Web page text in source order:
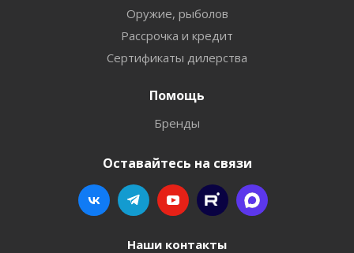
Оружие, рыболов
Рассрочка и кредит
Сертификаты дилерства
Помощь
Бренды
Оставайтесь на связи
Наши контакты